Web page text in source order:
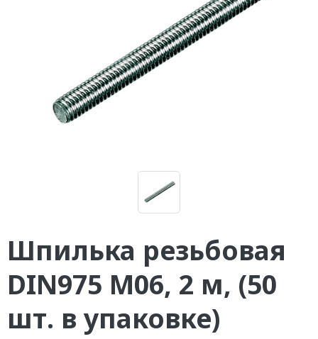
Шпилька резьбовая
DIN975 М06, 2 м, (50
шт. в упаковке)